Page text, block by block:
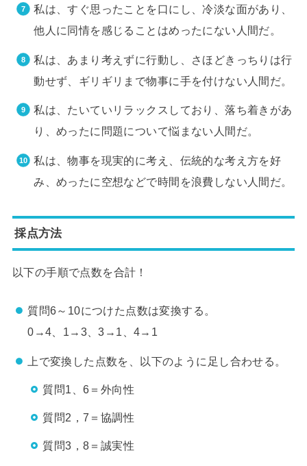
私は、すぐ思ったことを口にし、冷淡な面があり、
他人に同情を感じることはめったにない人間だ。
私は、あまり考えずに行動し、さほどきっちりは行
動せず、ギリギリまで物事に手を付けない人間だ。
私は、たいていリラックスしており、落ち着きがあ
り、めったに問題について悩まない人間だ。
私は、物事を現実的に考え、伝統的な考え方を好
み、めったに空想などで時間を浪費しない人間だ。
採点方法
以下の手順で点数を合計！
質問6～10につけた点数は変換する。
0→4、1→3、3→1、4→1
上で変換した点数を、以下のように足し合わせる。
質問1、6＝外向性
質問2，7＝協調性
質問3，8＝誠実性